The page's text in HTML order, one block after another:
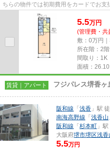
ちらの物件では初期費用をカードでお
周辺に2駅ありの電車通勤しや...
5.5万円
(管理費・共
敷：0万円
所在階：2階
間取り：1K
面積：26.10
賃貸｜アパート フジパレス堺香ヶ
阪和線 「 浅香 」駅
南海高野線 「 浅香山
阪和線 「 杉本町 」
大阪府堺市堺区浅香
5.5万円